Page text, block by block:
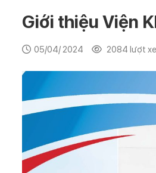
Giới thiệu Viện
05/04/ 2024 2084 lượt